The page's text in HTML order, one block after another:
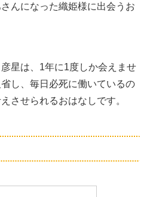
んになった織姫様に出会うお
星は、1年に1度しか会えませ
し、毎日必死に働いているの
させられるおはなしです。